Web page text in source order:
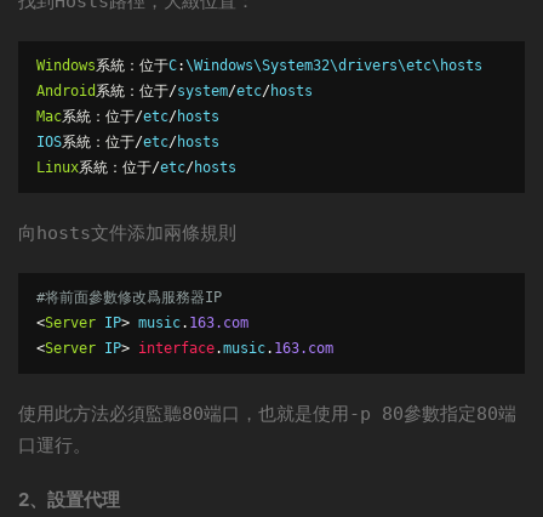
Windows系統：位于C:
Android 系統：位于/system/etc/
Mac系統：位于/etc/hosts
IOS系統：位于/etc/
Linux系統：位于/etc/hosts
向hosts文件添加兩條規則
#将前面參數修改爲服務器IP
<Server IP> music. 163.com
<Server IP> interface.music. 163.com
使用此方法必須監聽80端口，也就是使用-p 80參數指定80端
口運行。
2、設置代理